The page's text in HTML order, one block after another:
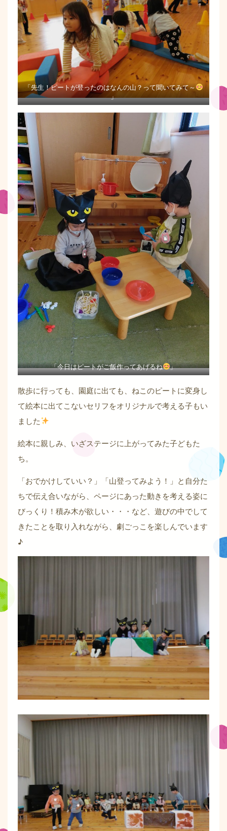
「先生！ピートが登ったのはなんの山？って聞いてみて～
」
「今日はピートがご飯作ってあげるね 」
散歩に行っても、園庭に出ても、ねこのピートに変身し
て絵本に出てこないセリフをオリジナルで考える子もい
ました
絵本に親しみ、いざステージに上がってみた子どもた
ち。
「おでかけしていい？」「山登ってみよう！」と自分た
ちで伝え合いながら、ページにあった動きを考える姿に
びっくり！積み木が欲しい・・・など、遊びの中でして
きたことを取り入れながら、劇ごっこを楽しんでいます
♪